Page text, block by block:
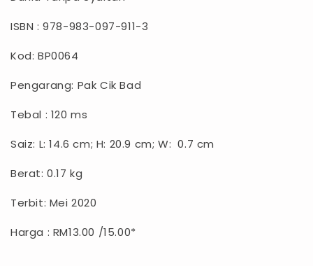
ISBN : 978-983-097-911-3
Kod: BP0064
Pengarang: Pak Cik Bad
Tebal : 120 ms
Saiz: L: 14.6 cm; H: 20.9 cm; W: 0.7 cm
Berat: 0.17 kg
Terbit: Mei 2020
Harga : RM13.00 /15.00*